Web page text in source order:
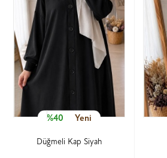
%40 Yeni
Düğmeli Kap Siyah